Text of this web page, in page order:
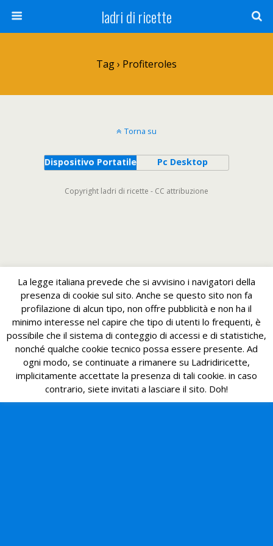
ladri di ricette
Tag › Profiteroles
Torna su
Dispositivo Portatile Pc Desktop
Copyright ladri di ricette - CC attribuzione
La legge italiana prevede che si avvisino i navigatori della
presenza di cookie sul sito. Anche se questo sito non fa
profilazione di alcun tipo, non offre pubblicità e non ha il
minimo interesse nel capire che tipo di utenti lo frequenti, è
possibile che il sistema di conteggio di accessi e di statistiche,
nonché qualche cookie tecnico possa essere presente. Ad
ogni modo, se continuate a rimanere su Ladridiricette,
implicitamente accettate la presenza di tali cookie. in caso
contrario, siete invitati a lasciare il sito. Doh!